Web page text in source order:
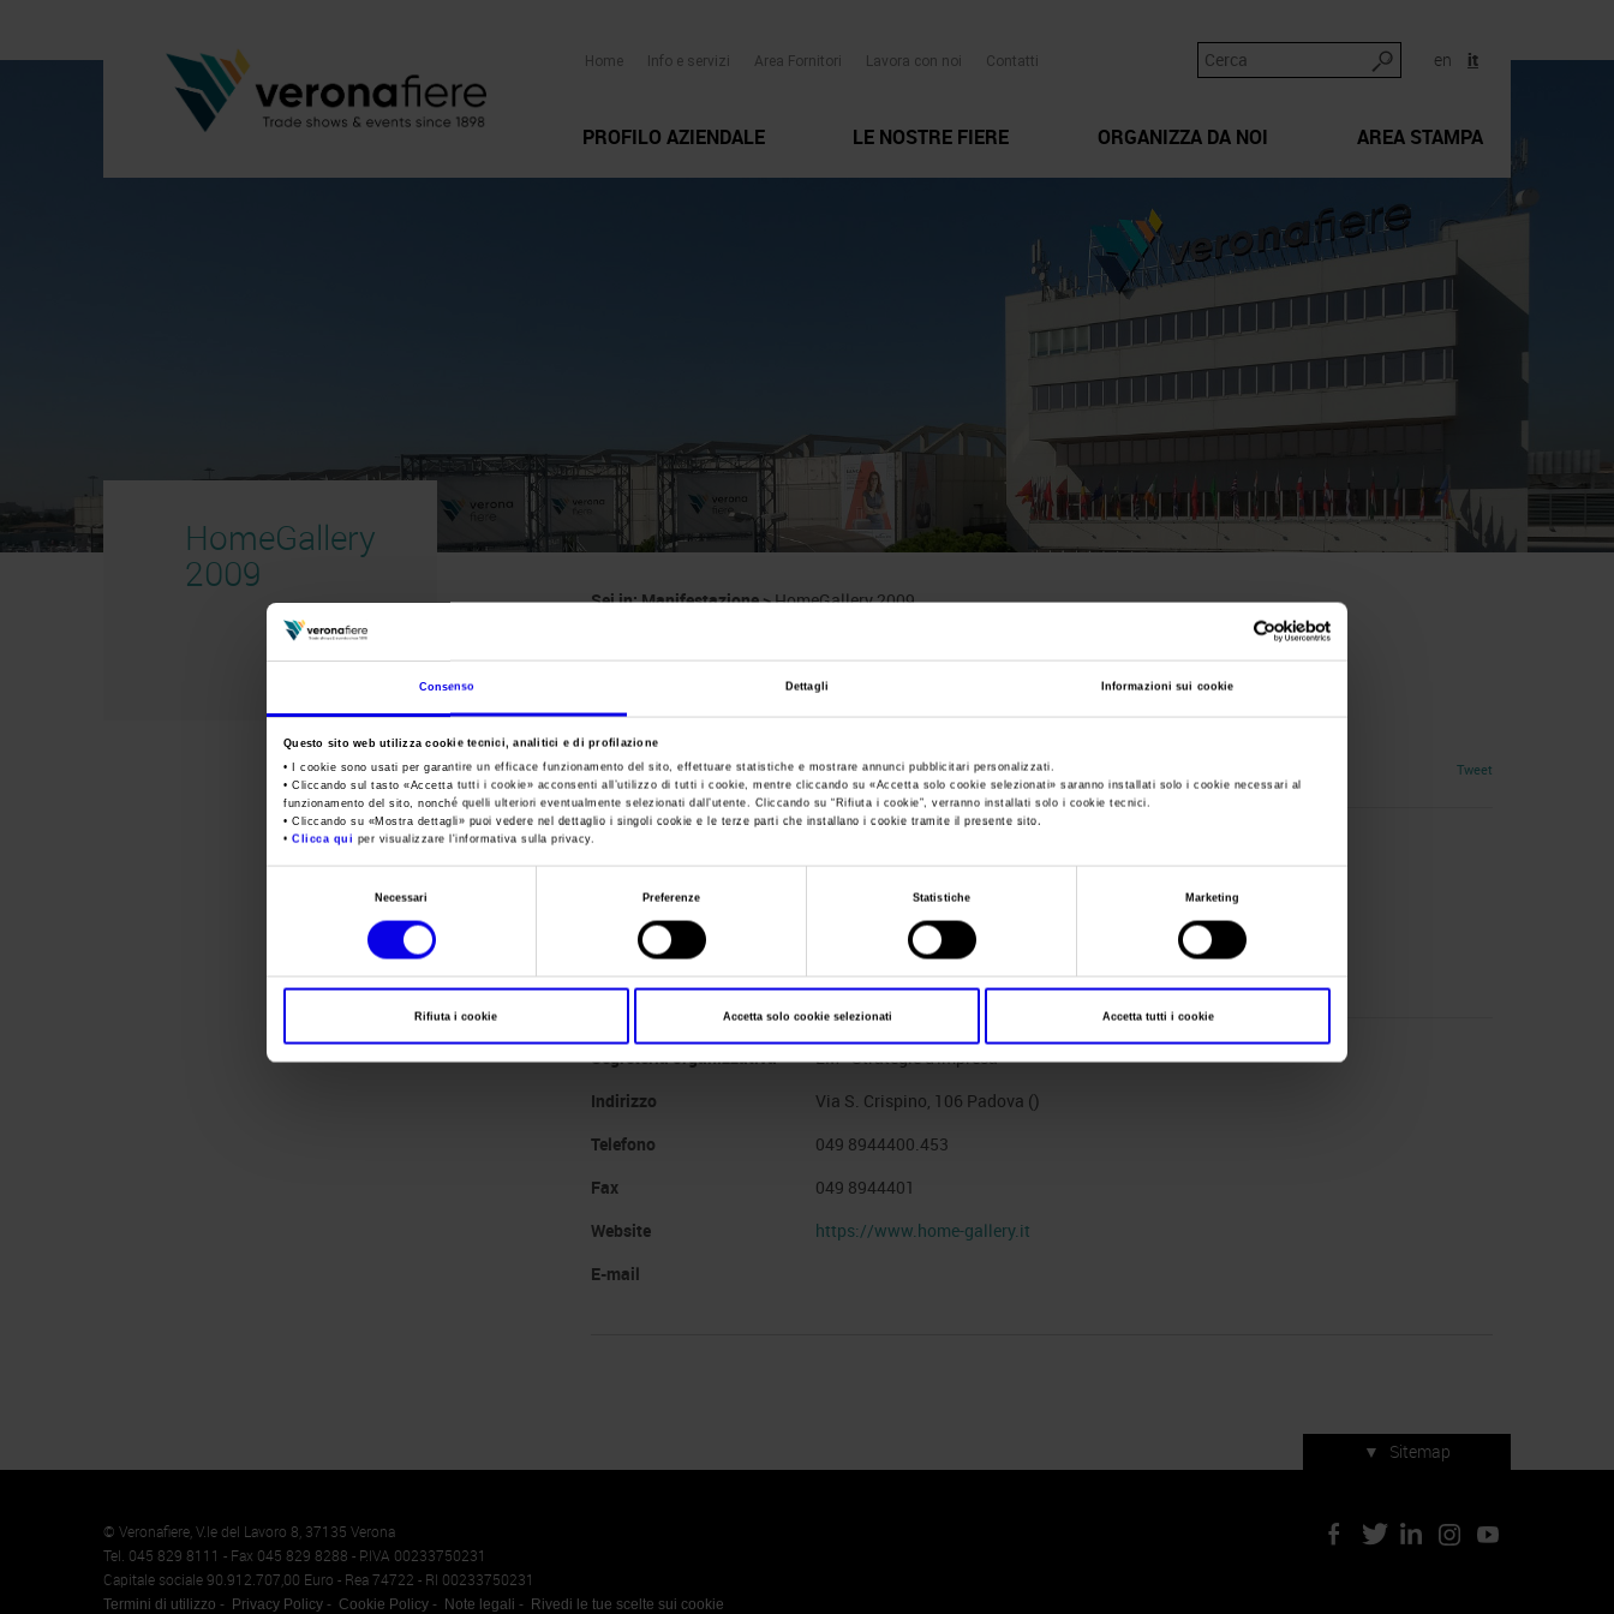
Consenso Dettagli Informazioni sui cookie
Questo sito web utilizza cookie tecnici, analitici e di profilazione
• I cookie sono usati per garantire un efficace funzionamento del sito, effettuare statistiche e mostrare annunci pubblicitari personalizzati.
• Cliccando sul tasto «Accetta tutti i cookie» acconsenti all’utilizzo di tutti i cookie, mentre cliccando su «Accetta solo cookie selezionati» saranno installati solo i cookie necessari al
funzionamento del sito, nonché quelli ulteriori eventualmente selezionati dall’utente. Cliccando su “Rifiuta i cookie”, verranno installati solo i cookie tecnici.
• Cliccando su «Mostra dettagli» puoi vedere nel dettaglio i singoli cookie e le terze parti che installano i cookie tramite il presente sito.
•Clicca qui per visualizzare l'informativa sulla privacy.
Necessari Preferenze Statistiche Marketing
Rifiuta i cookie Accetta solo cookie selezionati Accetta tutti i cookie
en it
Home Info e servizi Area Fornitori Lavora con noi Contatti
PROFILO AZIENDALE LE NOSTRE FIERE ORGANIZZA DA NOI AREA STAMPA
HomeGallery
2009
Sei in:Manifestazione>HomeGallery 2009
HomeGallery
Suggestioni ed oggetti oltre il mobile
Tweet
Data
Frequenza
Website
https://www.home-gallery.it
E-mail
info@home-gallery.it
Segreteria organizzativa
LM - Strategie d'impresa
Indirizzo
Via S. Crispino, 106 Padova ()
Telefono
049 8944400.453
Fax
049 8944401
Website
https://www.home-gallery.it
E-mail
▼ Sitemap
Memento Servizi di manifestazione
© Veronafiere, V.le del Lavoro 8, 37135 Verona
Tel. 045 829 8111 - Fax 045 829 8288 - P.IVA 00233750231
Capitale sociale 90.912.707,00 Euro - Rea 74722 - RI 00233750231
Termini di utilizzo Privacy Policy Cookie Policy Note legali Rivedi le tue scelte sui cookie